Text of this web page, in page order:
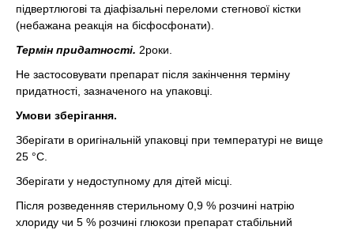
підвертлюгові та діафізальні переломи стегнової кістки
(небажана реакція на бісфосфонати).
Термін придатності. 2роки.
Не застосовувати препарат після закінчення терміну
придатності, зазначеного на упаковці.
Умови зберігання.
Зберігати в оригінальній упаковці при температурі не вище
25 °С.
Зберігати у недоступному для дітей місці.
Після розведенняв стерильному 0,9 % розчині натрію
хлориду чи 5 % розчині глюкози препарат стабільний